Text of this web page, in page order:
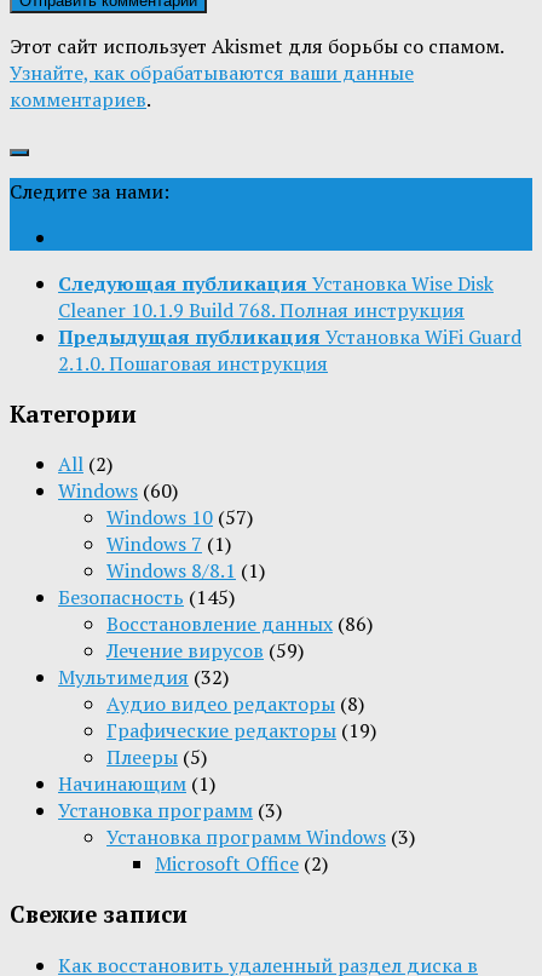
Этот сайт использует Akismet для борьбы со спамом.
Узнайте, как обрабатываются ваши данные
комментариев.
Следите за нами:
Следующая публикация Установка Wise Disk
Cleaner 10.1.9 Build 768. Полная инструкция
Предыдущая публикация Установка WiFi Guard
2.1.0. Пошаговая инструкция
Категории
All (2)
Windows (60)
Windows 10 (57)
Windows 7 (1)
Windows 8/8.1 (1)
Безопасность (145)
Восстановление данных (86)
Лечение вирусов (59)
Мультимедия (32)
Aудио видео редакторы (8)
Графические редакторы (19)
Плееры (5)
Начинающим (1)
Установка программ (3)
Установка программ Windows (3)
Microsoft Office (2)
Свежие записи
Как восстановить удаленный раздел диска в